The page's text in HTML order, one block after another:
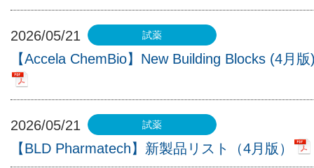
2026/05/21
【Accela ChemBio】New Building Blocks (4月版
2026/05/21
【BLD Pharmatech】新製品リスト（4月版）